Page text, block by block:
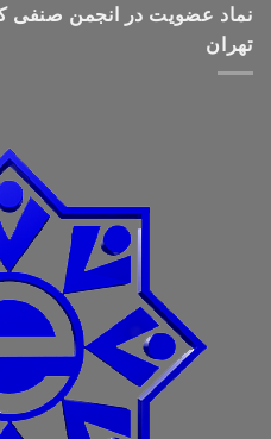
نماد عضویت در انجمن صنفی
تهران